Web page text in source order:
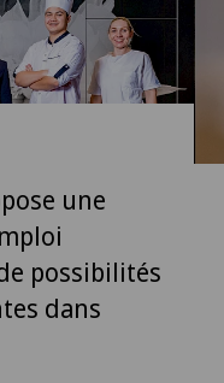
une
possibilités
dans